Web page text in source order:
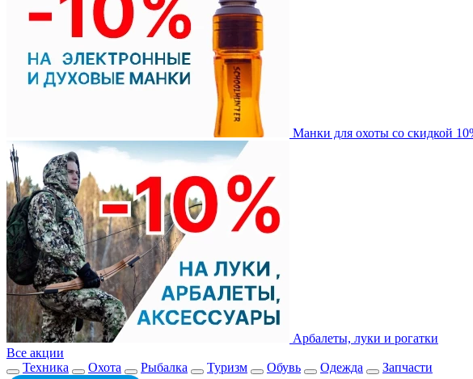
Манки для охоты со скидкой
Арбалеты, луки и рогатки
Все акции
Техника
Охота Рыбалка Туризм Обувь Одежда Запчасти